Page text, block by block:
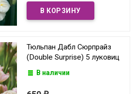
Тюльпан Дабл Сюрпрайз
(Double Surprise) 5 луковиц
В наличии